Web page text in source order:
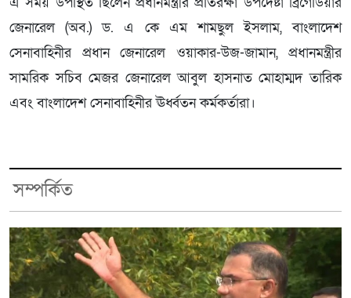
জেনারেল (অব.) ড. এ কে এম শামছুল ইসলাম, বাংলাদেশ
সেনাবাহিনীর প্রধান জেনারেল ওয়াকার-উজ-জামান, প্রধানমন্ত্রীর
সামরিক সচিব মেজর জেনারেল আবুল হাসনাত মোহাম্মদ তারিক
এবং বাংলাদেশ সেনাবাহিনীর ঊর্ধ্বতন কর্মকর্তারা।
সম্পর্কিত